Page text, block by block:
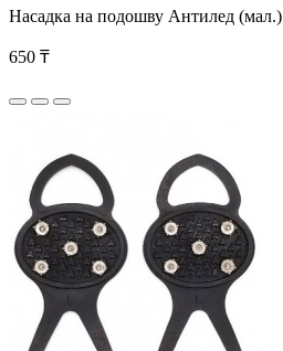
Насадка на подошву Антилед (мал.)
650 ₸